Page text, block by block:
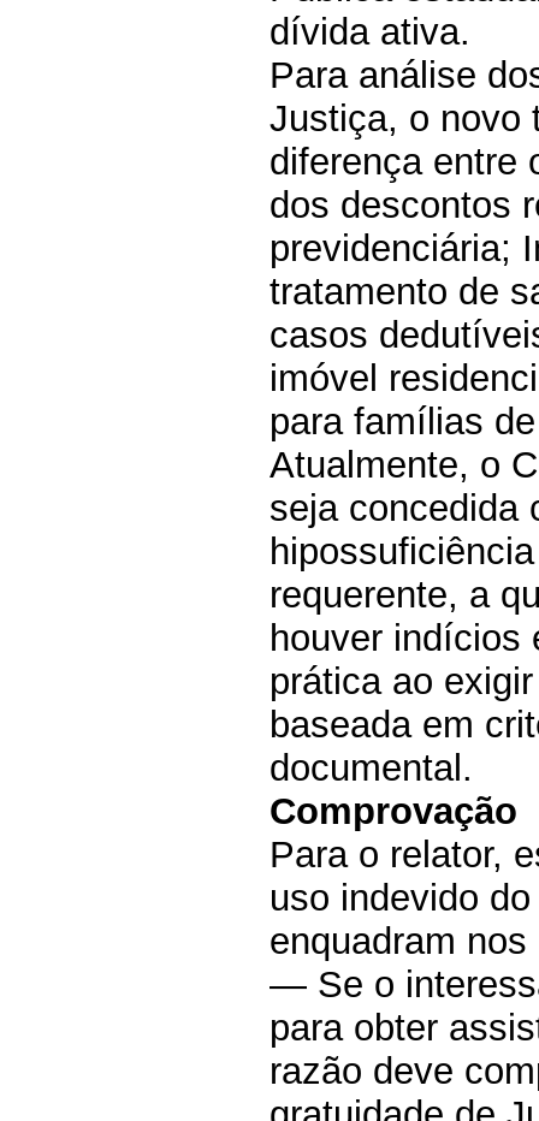
dívida ativa.
Para análise
Justiça, o novo
diferença entre
dos descontos
previdenciária;
tratamento de
casos
imóvel
para famílias
Atualmente, o
seja concedida
requerente, a
houver indícios
prática ao
baseada em
documental.
Comprovação
Para o relator,
uso indevido
enquadram
— Se o
para obter
razão deve